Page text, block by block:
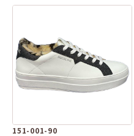
151-001-90